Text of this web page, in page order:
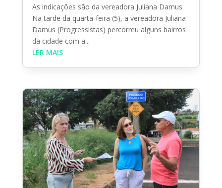
As indicações são da vereadora Juliana Damus
Na tarde da quarta-feira (5), a vereadora Juliana
Damus (Progressistas) percorreu alguns bairros
da cidade com a...
LER MAIS